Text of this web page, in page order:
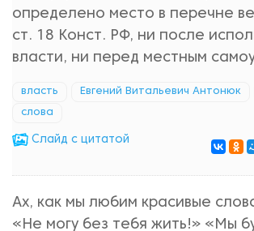
определено место в перечне
ст. 18 Конст. РФ, ни после
власти, ни перед местным
власть Евгений Витальевич Антонюк
слова
Cлайд с цитатой
Ах, как мы любим красивые
«Не могу без тебя жить!» «Мы